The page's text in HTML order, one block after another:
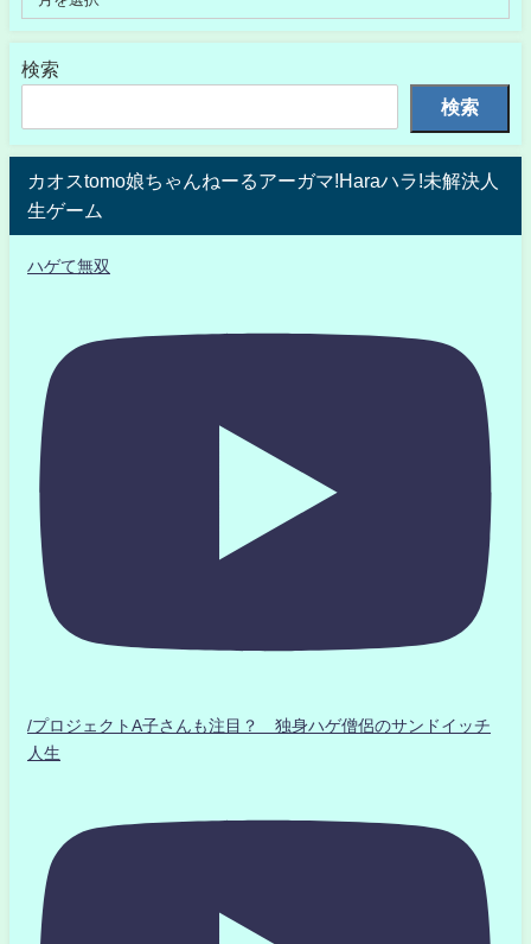
検索
検索
カオスtomo娘ちゃんねーるアーガマ!Haraハラ!未解決人
生ゲーム
ハゲて無双
/プロジェクトA子さんも注目？ 独身ハゲ僧侶のサンドイッチ
人生